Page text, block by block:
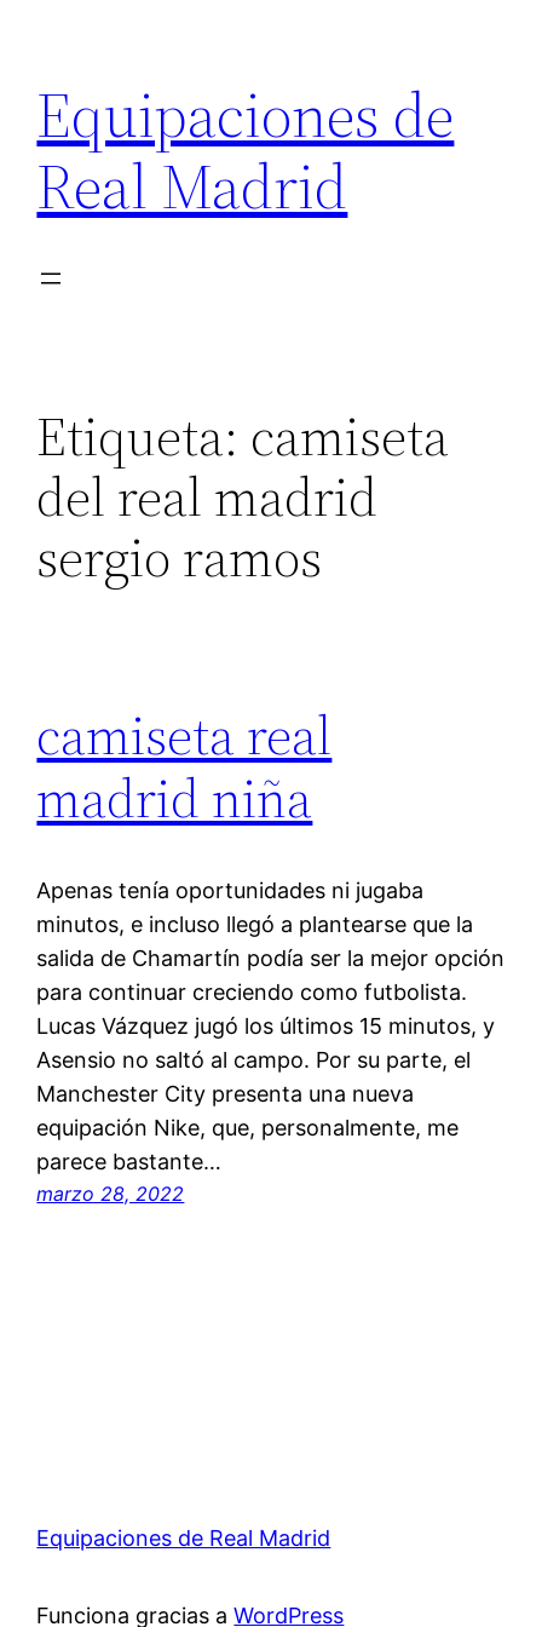
contenido
Equipaciones de
Real Madrid
Etiqueta: camiseta
del real madrid
sergio ramos
camiseta real
madrid niña
Apenas tenía oportunidades ni jugaba
minutos, e incluso llegó a plantearse que la
salida de Chamartín podía ser la mejor opción
para continuar creciendo como futbolista.
Lucas Vázquez jugó los últimos 15 minutos, y
Asensio no saltó al campo. Por su parte, el
Manchester City presenta una nueva
equipación Nike, que, personalmente, me
parece bastante…
marzo 28, 2022
Equipaciones de Real Madrid
Funciona gracias aWordPress